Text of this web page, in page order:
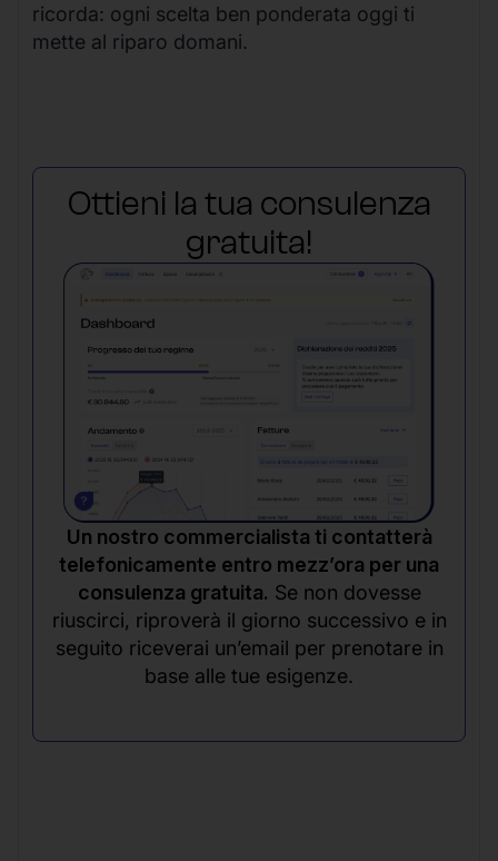
ricorda: ogni scelta ben ponderata oggi ti
mette al riparo domani.
Ottieni la tua consulenza
gratuita!
Un nostro commercialista ti contatterà
telefonicamente entro mezz’ora per una
consulenza gratuita. Se non dovesse
riuscirci, riproverà il giorno successivo e in
seguito riceverai un’email per prenotare in
base alle tue esigenze.